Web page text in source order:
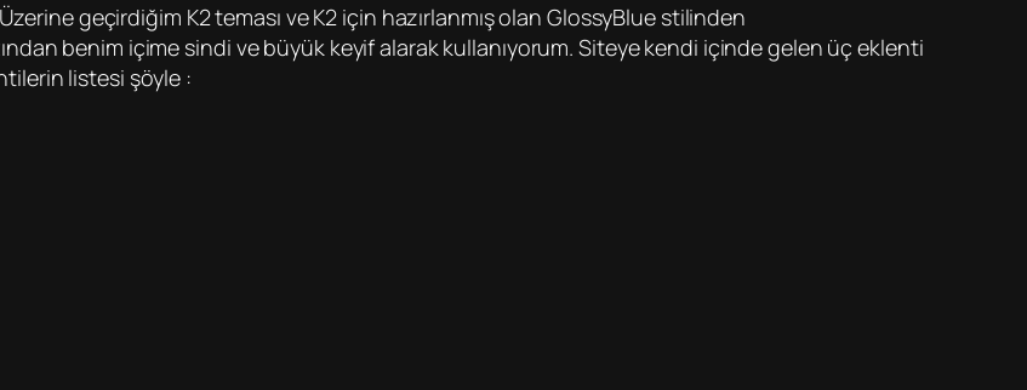
geçirdiğim K2 teması ve K2 için hazırlanmış olan GlossyBlue stilinden
benim içime sindi ve büyük keyif alarak kullanıyorum. Siteye kendi içinde gelen üç eklenti
listesi şöyle :